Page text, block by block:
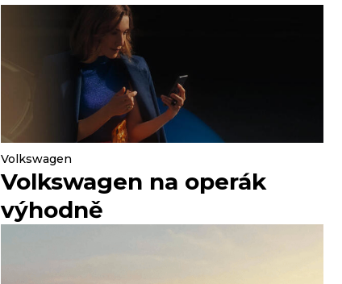
Volkswagen
Volkswagen na operák
výhodně